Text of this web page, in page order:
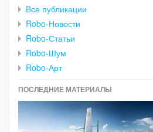
Все публикации
Robo-Новости
Robo-Статьи
Robo-Шум
Robo-Арт
ПОСЛЕДНИЕ МАТЕРИАЛЫ